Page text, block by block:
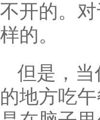
不开的。
样的。
但是，
的地方吃